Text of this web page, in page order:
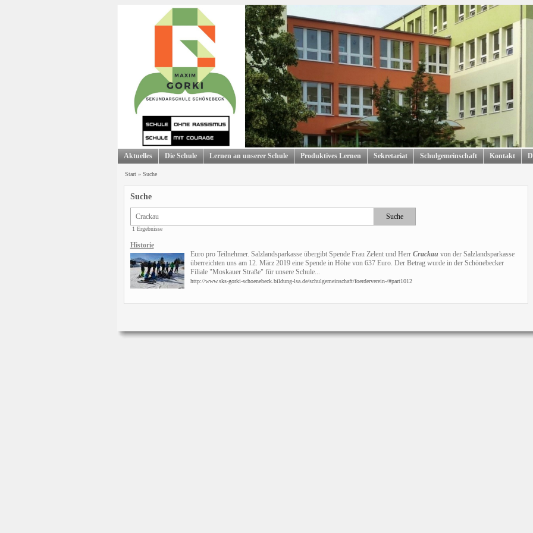
Aktuelles Die Schule Lernen an unserer Schule Produktives Lernen Sekretariat Schulgemeinschaft Kontakt
Start» Suche
Suche
1 Ergebnisse
Historie
Euro pro Teilnehmer. Salzlandsparkasse übergibt Spende Frau Zelent und Herr Crackauvon der Salzlandsparkasse
überreichten uns am 12. März 2019 eine Spende in Höhe von 637 Euro. Der Betrag wurde in der Schönebecker
Filiale "Moskauer Straße" für unsere Schule...
http://www.sks-gorki-schoenebeck.bildung-lsa.de/schulgemeinschaft/foerderverein-/#part1012